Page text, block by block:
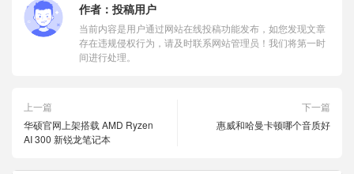
作者： 投稿用户
当前内容是用户通过网站在线投稿功能发布，如您发现文章
存在违规侵权行为，请及时联系网站管理员！我们将第一时
间进行处理。
上一篇
华硕官网上架搭载 AMD Ryzen
AI 300 新锐龙笔记本
下一篇
惠威和哈曼卡顿哪个音质好